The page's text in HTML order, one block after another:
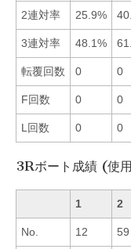
2連対率 25.9%
3連対率 48.1%
転覆回数 0 0
F回数 0 0
L回数 0 0
3Rボート成績 (使
1 2
No. 12 59